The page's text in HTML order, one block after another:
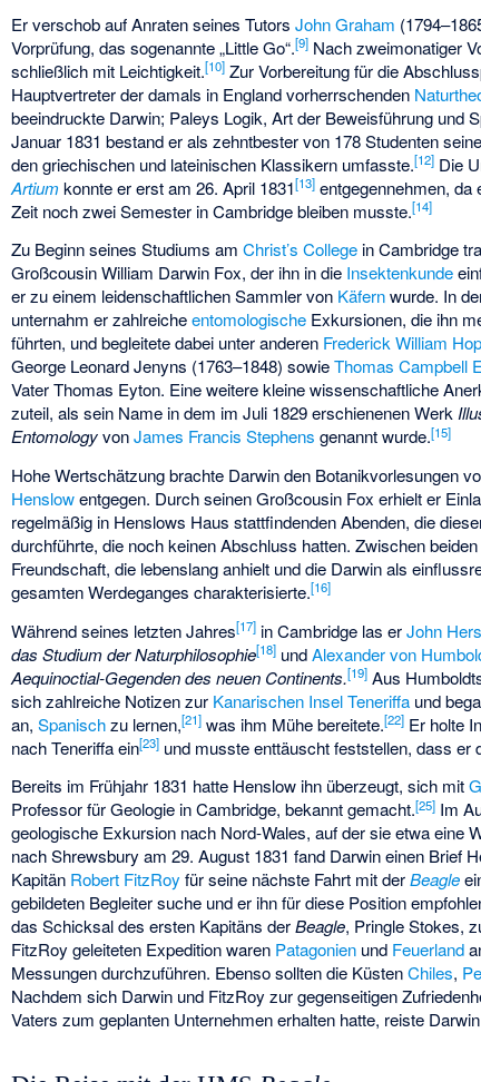
Er verschob auf Anraten seines TutorsJohn Graham
Vorprüfung, das sogenannte „Little Go“.[9] Nach zweimonatiger
schließlich mit Leichtigkeit.[10] Zur Vorbereitung für die
Hauptvertreter der damals in England vorherrschenden
beeindruckte Darwin; Paleys Logik, Art der Beweisführung und
Januar 1831 bestand er als zehntbester von 178 Studenten
den griechischen und lateinischen Klassikern umfasste.[12] Die
Artium konnte er erst am 26. April 1831[13] entgegennehmen,
Zeit noch zwei Semester in Cambridge bleiben musste.[14]
Zu Beginn seines Studiums amChrist’s College in Cambridge
GroßcousinWilliam Darwin Fox, der ihn in die Insektenkunde
er zu einem leidenschaftlichen Sammler von Käfernwurde. In
unternahm er zahlreicheentomologische Exkursionen, die ihn
führten, und begleitete dabei unter anderen Frederick William
George Leonard Jenyns (1763–1848) sowieThomas Campbell
VaterThomas Eyton. Eine weitere kleine wissenschaftliche
zuteil, als sein Name in dem im Juli 1829 erschienenen Werk
EntomologyvonJames Francis Stephens genannt wurde.[15]
Hohe Wertschätzung brachte Darwin den Botanikvorlesungen
Henslowentgegen. Durch seinen Großcousin Fox erhielt er
regelmäßig in Henslows Haus stattfindenden Abenden, die
durchführte, die noch keinen Abschluss hatten. Zwischen
Freundschaft, die lebenslang anhielt und die Darwin als
gesamten Werdeganges charakterisierte.[16]
Während seines letzten Jahres[17] in Cambridge las erJohn
das Studium der Naturphilosophie[18] undAlexander von
Aequinoctial-Gegenden des neuen Continents.[19] Aus
sich zahlreiche Notizen zur Kanarischen Insel Teneriffa und
an,Spanischzu lernen,[21] was ihm Mühe bereitete.[22] Er holte
nach Teneriffa ein[23] und musste enttäuscht feststellen, dass er
Bereits im Frühjahr 1831 hatte Henslow ihn überzeugt, sich mit
Professor für Geologie in Cambridge, bekannt gemacht.[25] Im
geologische Exkursion nach Nord-Wales, auf der sie etwa eine
nach Shrewsbury am 29. August 1831 fand Darwin einen Brief
Kapitän Robert FitzRoy für seine nächste Fahrt mit derBeagle
gebildeten Begleiter suche und er ihn für diese Position
das Schicksal des ersten Kapitäns derBeagle, Pringle Stokes,
FitzRoy geleiteten Expedition waren Patagonien und Feuerland
Messungen durchzuführen. Ebenso sollten die KüstenChiles,
Nachdem sich Darwin und FitzRoy zur gegenseitigen
Vaters zum geplanten Unternehmen erhalten hatte, reiste